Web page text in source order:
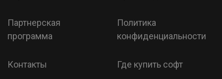
Партнерская
программа
Политика
конфиденциальности
Контакты Где купить софт